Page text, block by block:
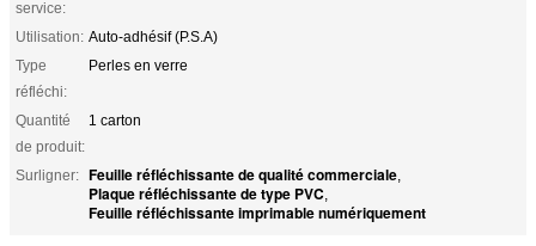
service:
Utilisation: Auto-adhésif (P.S.A)
Type
réfléchi:
Perles en verre
Quantité
de produit:
1 carton
Surligner: Feuille réfléchissante de qualité commerciale,
Plaque réfléchissante de type PVC,
Feuille réfléchissante imprimable numériquement